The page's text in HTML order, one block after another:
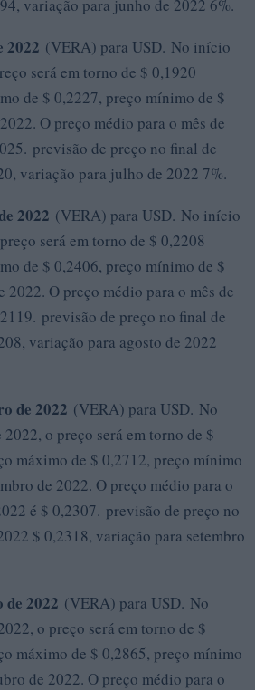
variação para junho de 2022 6%.
2022 (VERA) para USD. No início
será em torno de $ 0,1920
de $ 0,2227, preço mínimo de $
O preço médio para o mês de
previsão de preço no final de
variação para julho de 2022 7%.
2022 (VERA) para USD. No início
será em torno de $ 0,2208
de $ 0,2406, preço mínimo de $
2022. O preço médio para o mês de
previsão de preço no final de
variação para agosto de 2022
de 2022 (VERA) para USD. No
o preço será em torno de $
máximo de $ 0,2712, preço mínimo
de 2022. O preço médio para o
é $ 0,2307. previsão de preço no
$ 0,2318, variação para setembro
2022 (VERA) para USD. No
o preço será em torno de $
máximo de $ 0,2865, preço mínimo
de 2022. O preço médio para o